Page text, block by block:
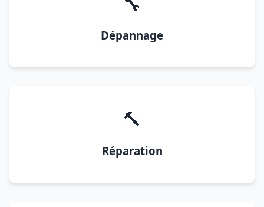
Dépannage
🔨
Réparation